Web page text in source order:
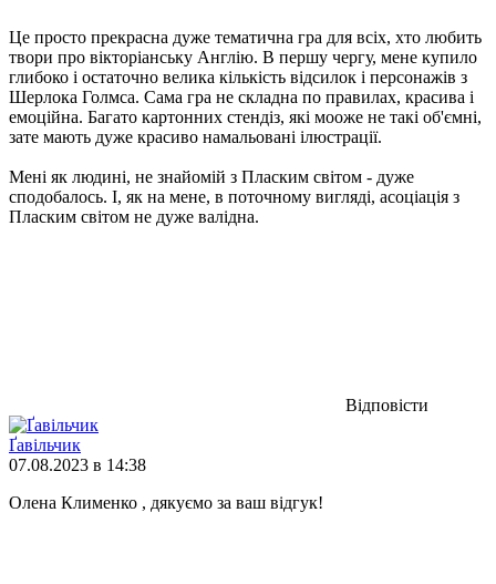
Це просто прекрасна дуже тематична гра для всіх, хто любить
твори про вікторіанську Англію. В першу чергу, мене купило
глибоко і остаточно велика кількість відсилок і персонажів з
Шерлока Голмса. Сама гра не складна по правилах, красива і
емоційна. Багато картонних стендіз, які мооже не такі об'ємні,
зате мають дуже красиво намальовані ілюстрації.
Мені як людині, не знайомій з Пласким світом - дуже
сподобалось. І, як на мене, в поточному вигляді, асоціація з
Пласким світом не дуже валідна.
Відповісти
Ґавільчик
07.08.2023 в 14:38
Олена Клименко , дякуємо за ваш відгук!